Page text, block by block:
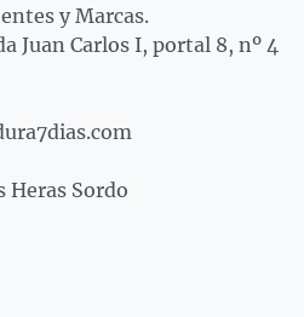
y Marcas.
Juan Carlos I, portal 8, nº 4
Heras Sordo